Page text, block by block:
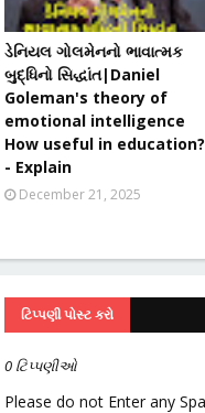
ડેનિયલ ગોલમેનનો ભાવાત્મક
બુદ્ધિનો સિદ્ધાંત|Daniel
Goleman's theory of
emotional intelligence
How useful in education?
- Explain
December 21, 2025
ટિપ્પણી પોસ્ટ કરો
0 ટિપ્પણીઓ
Please do not Enter any